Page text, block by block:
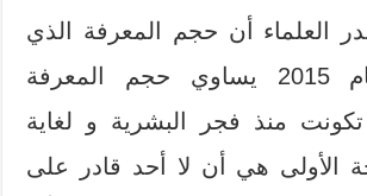
العلماء أن حجم المعرفة الذي
تكون في عام 2015 يساوي حجم المعرفة
تكونت منذ فجر البشرية و لغاية
الأولى هي أن لا أحد قادر على